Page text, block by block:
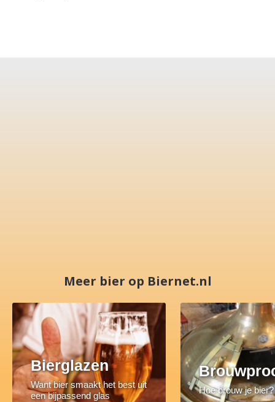
Meer bier op Biernet.nl
Bierglazen
Want bier smaakt het best uit
een bijpassend glas
Hoe brouw je bier?